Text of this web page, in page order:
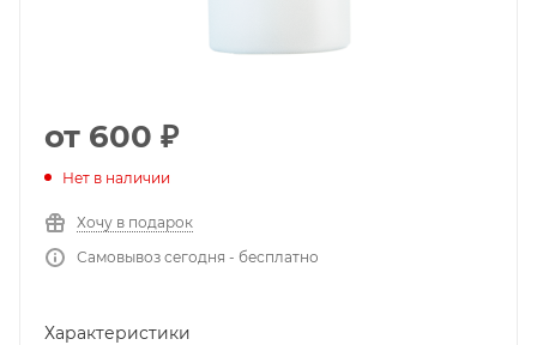
от 600 ₽
Нет в наличии
Хочу в подарок
Самовывоз сегодня - бесплатно
Характеристики